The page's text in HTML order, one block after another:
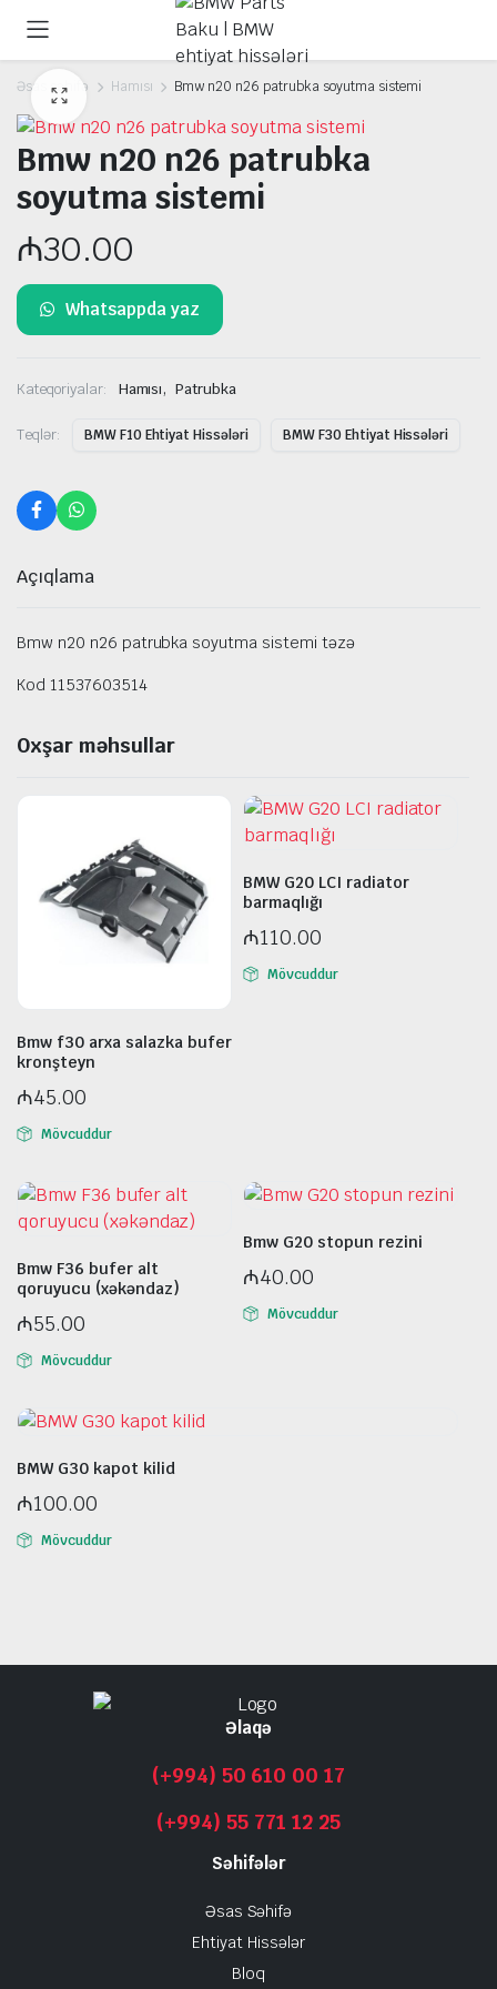
Əsas səhifə Hamısı Bmw n20 n26 patrubka soyutma sistemi
Bmw n20 n26 patrubka
soyutma sistemi
₼30.00
Whatsappda yaz
Kateqoriyalar: Hamısı, Patrubka
Teqlər: BMW F10 Ehtiyat Hissələri BMW F30 Ehtiyat Hissələri
Açıqlama
Bmw n20 n26 patrubka soyutma sistemi təzə
Kod 11537603514
Oxşar məhsullar
Bmw f30 arxa salazka bufer
kronşteyn
₼45.00
Mövcuddur
BMW G20 LCI radiator
barmaqlığı
₼110.00
Mövcuddur
Bmw F36 bufer alt
qoruyucu (xəkəndaz)
₼55.00
Mövcuddur
Bmw G20 stopun rezini
₼40.00
Mövcuddur
BMW G30 kapot kilid
₼100.00
Mövcuddur
Əlaqə
(+994) 50 610 00 17
(+994) 55 771 12 25
Səhifələr
Əsas Səhifə
Ehtiyat Hissələr
Bloq